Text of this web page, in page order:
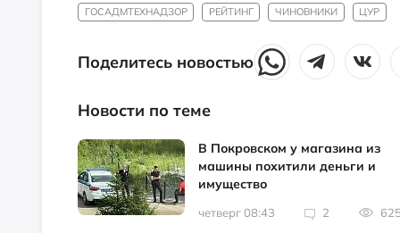
ГОСАДМТЕХНАДЗОР РЕЙТИНГ ЧИНОВНИКИ ЦУР
Поделитесь новостью
Новости по теме
В Покровском у магазина из
машины похитили деньги и
имущество
четверг 08:43 2